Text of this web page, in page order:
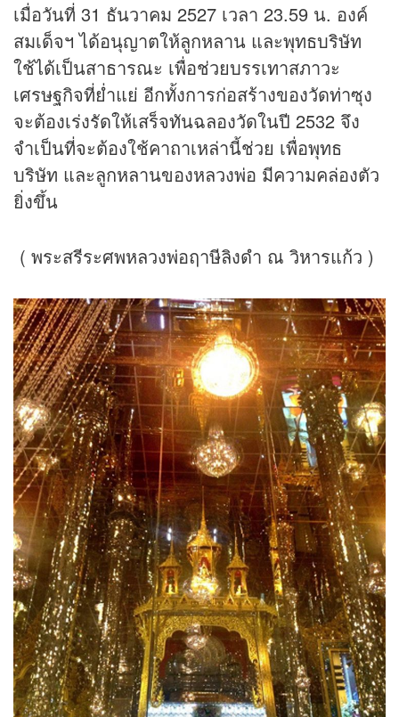
เมื่อวันที่ 31 ธันวาคม 2527 เวลา 23.59 น. องค์
สมเด็จฯ ได้อนุญาตให้ลูกหลาน และพุทธบริษัท
ใช้ได้เป็นสาธารณะ เพื่อช่วยบรรเทาสภาวะ
เศรษฐกิจที่ย่ำแย่ อีกทั้งการก่อสร้างของวัดท่าซุง
จะต้องเร่งรัดให้เสร็จทันฉลองวัดในปี 2532 จึง
จำเป็นที่จะต้องใช้คาถาเหล่านี้ช่วย เพื่อพุทธ
บริษัท และลูกหลานของหลวงพ่อ มีความคล่องตัว
ยิ่งขึ้น
( พระสรีระศพหลวงพ่อฤาษีลิงดำ ณ วิหารแก้ว )